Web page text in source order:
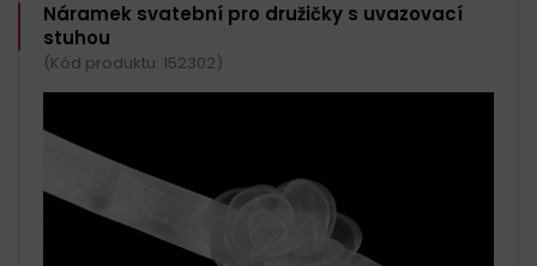
Náramek svatební pro družičky s uvazovací
stuhou
(Kód produktu: 152302)